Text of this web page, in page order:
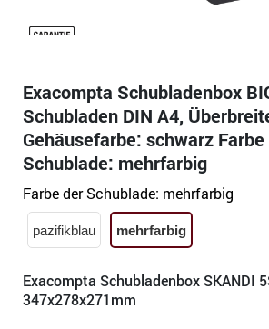
Exacompta Schubladenbox
Schubladen DIN A4,
Gehäusefarbe: schwarz
Schublade: mehrfarbig
Farbe der Schublade: mehrfarbig
pazifikblau mehrfarbig
Exacompta Schubladenbox SKANDI
347x278x271mm